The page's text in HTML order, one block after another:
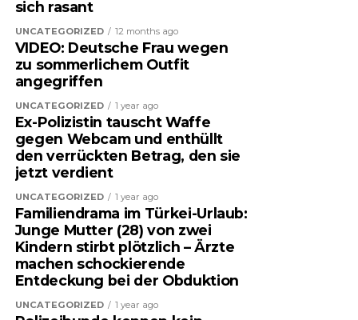
sich rasant
UNCATEGORIZED 12 months ago
VIDEO: Deutsche Frau wegen
zu sommerlichem Outfit
angegriffen
UNCATEGORIZED 1 year ago
Ex-Polizistin tauscht Waffe
gegen Webcam und enthüllt
den verrückten Betrag, den sie
jetzt verdient
UNCATEGORIZED 1 year ago
Familiendrama im Türkei-Urlaub:
Junge Mutter (28) von zwei
Kindern stirbt plötzlich – Ärzte
machen schockierende
Entdeckung bei der Obduktion
UNCATEGORIZED 1 year ago